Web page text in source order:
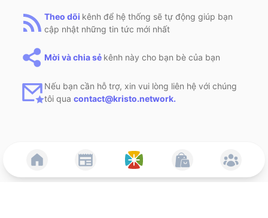
Theo dõi kênh để hệ thống sẽ tự động giúp bạn
cập nhật những tin tức mới nhất
Mời và chia sẻ kênh này cho bạn bè của bạn
Nếu bạn cần hỗ trợ, xin vui lòng liên hệ với chúng
tôi qua contact@kristo.network.